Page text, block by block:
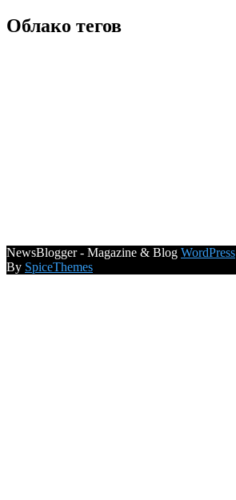
Облако тегов
NewsBlogger - Magazine & Blog WordPress
By SpiceThemes